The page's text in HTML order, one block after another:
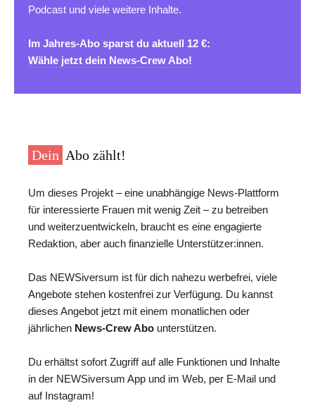
Podcast und viele weitere Inhalte.
Im Jahres-Abo sparst du aktuell 12 €:
Wähle jetzt dein News-Crew Abo!
Dein Abo zählt!
Um dieses Projekt – eine unabhängige News-Plattform
für interessierte Frauen mit wenig Zeit – zu betreiben
und weiterzuentwickeln, braucht es eine engagierte
Redaktion, aber auch finanzielle Unterstützer:innen.
Das NEWSiversum ist für dich nahezu werbefrei, viele
Angebote stehen kostenfrei zur Verfügung. Du kannst
dieses Angebot jetzt mit einem monatlichen oder
jährlichen News-Crew Abo unterstützen.
Du erhältst sofort Zugriff auf alle Funktionen und Inhalte
in der NEWSiversum App und im Web, per E-Mail und
auf Instagram!